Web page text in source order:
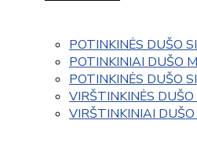
POTINKINĖS DUŠO
POTINKINIAI DUŠO
POTINKINĖS DUŠO
VIRŠTINKINĖS
VIRŠTINKINIAI